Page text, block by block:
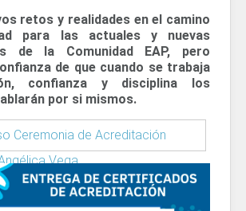
retos y realidades en el camino
para las actuales y nuevas
de la Comunidad EAP, pero
de que cuando se trabaja
confianza y disciplina los
por si mismos.
Ceremonia de Acreditación
Vega